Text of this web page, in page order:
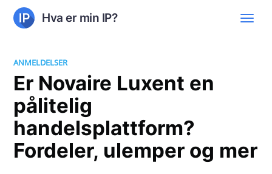
Hva er min IP?
ANMELDELSER
Er Novaire Luxent en
pålitelig
handelsplattform?
Fordeler, ulemper og mer